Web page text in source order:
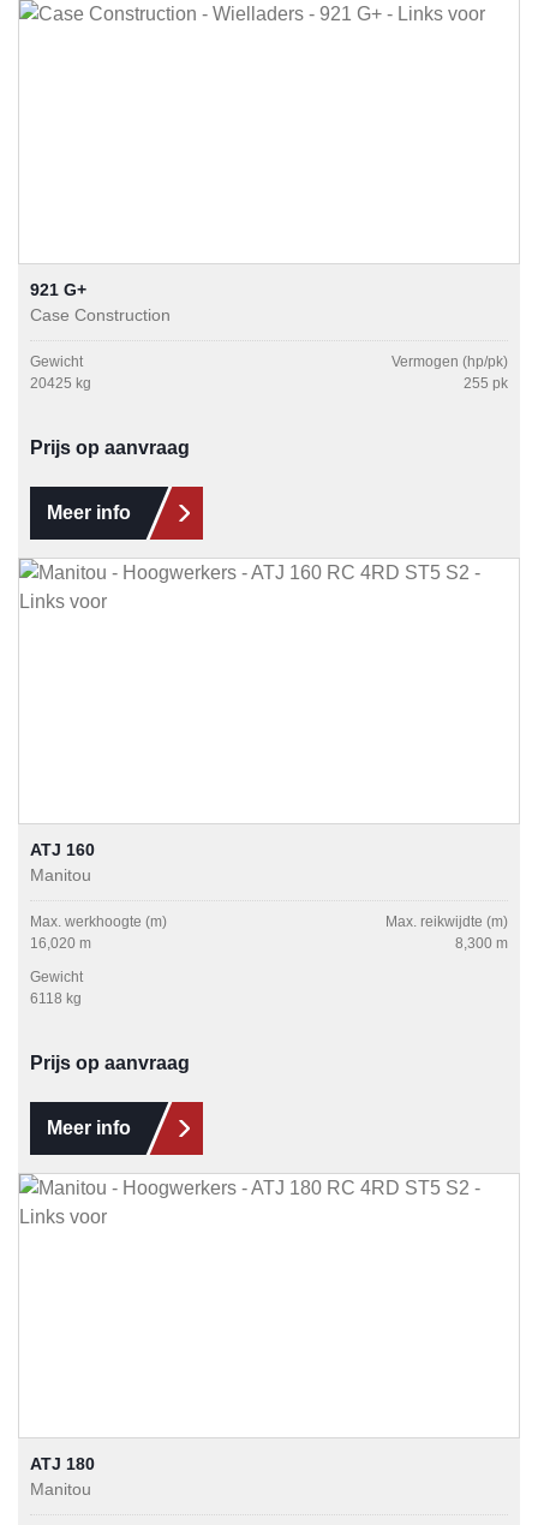
921 G+
Case Construction
Gewicht
20425 kg
Vermogen (hp/pk)
255 pk
Prijs op aanvraag
Meer info
ATJ 160
Manitou
Max. werkhoogte (m)
16,020 m
Max. reikwijdte (m)
8,300 m
Gewicht
6118 kg
Prijs op aanvraag
Meer info
ATJ 180
Manitou